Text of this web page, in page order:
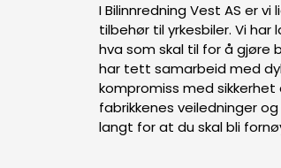
I Bilinnredning Vest AS er
tilbehør til yrkesbiler. Vi
hva som skal til for å gjøre
har tett samarbeid med
kompromiss med
fabrikkenes veiledninger
langt for at du skal bli